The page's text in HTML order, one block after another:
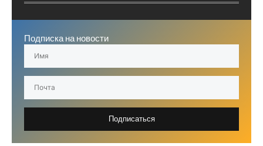
Подписка на новости
Подписаться